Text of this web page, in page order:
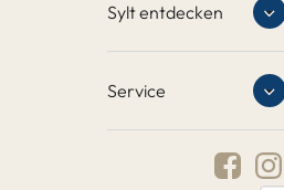
Sylt entdecken
Service